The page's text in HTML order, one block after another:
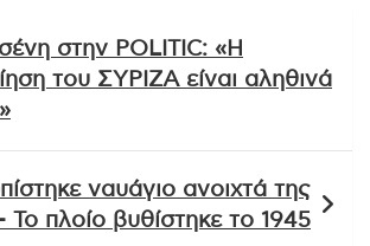
στην POLITIC: «Η
του ΣΥΡΙΖΑ είναι αληθινά
ναυάγιο ανοιχτά της
Το πλοίο βυθίστηκε το 1945